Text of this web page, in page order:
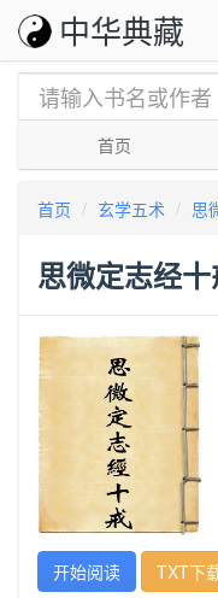
中华典藏
首页
首页 玄学五术 思
思微定志经
开始阅读 TXT下